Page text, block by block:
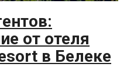
от отеля
в Белеке